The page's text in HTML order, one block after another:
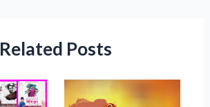
Related Posts